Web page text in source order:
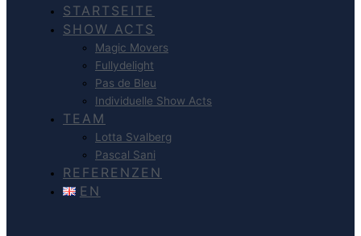
STARTSEITE
SHOW ACTS
Magic Movers
Fullydelight
Pas de Bleu
Individuelle Show Acts
TEAM
Lotta Svalberg
Pascal Sani
REFERENZEN
EN